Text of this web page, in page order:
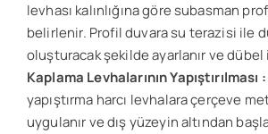
levhası kalınlığına göre subasman
belirlenir. Profil duvara su terazisi ile
oluşturacak şekilde ayarlanır ve
Kaplama Levhalarının Yapıştırılması :
yapıştırma harcı levhalara çerçeve
uygulanır ve dış yüzeyin altından